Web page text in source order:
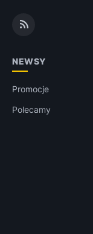
NEWSY
Promocje
Polecamy